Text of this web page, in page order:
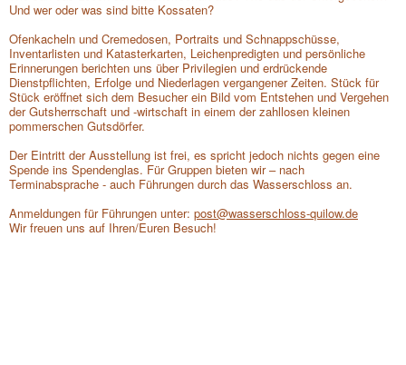
Und wer oder was sind bitte Kossaten?
Ofenkacheln und Cremedosen, Portraits und Schnappschüsse,
Inventarlisten und Katasterkarten, Leichenpredigten und persönliche
Erinnerungen berichten uns über Privilegien und erdrückende
Dienstpflichten, Erfolge und Niederlagen vergangener Zeiten. Stück für
Stück eröffnet sich dem Besucher ein Bild vom Entstehen und Vergehen
der Gutsherrschaft und -wirtschaft in einem der zahllosen kleinen
pommerschen Gutsdörfer.
Der Eintritt der Ausstellung ist frei, es spricht jedoch nichts gegen eine
Spende ins Spendenglas. Für Gruppen bieten wir – nach
Terminabsprache - auch Führungen durch das Wasserschloss an.
Anmeldungen für Führungen unter: post@wasserschloss-quilow.de
Wir freuen uns auf Ihren/Euren Besuch!